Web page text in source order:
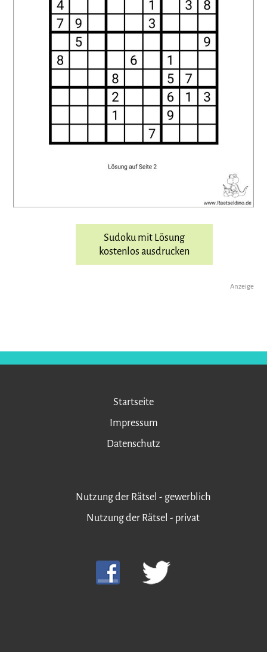
Sudoku mit Lösung
kostenlos ausdrucken
Anzeige
Startseite
Impressum
Datenschutz
Nutzung der Rätsel - gewerblich
Nutzung der Rätsel - privat